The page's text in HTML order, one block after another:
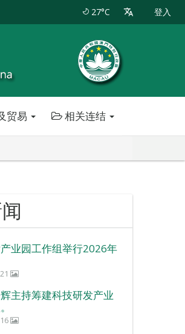
27°C 登入
贸易 相关连结
业园工作组举行2026年
主持筹建科技研发产业